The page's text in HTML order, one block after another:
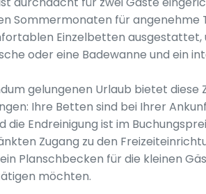
Sommermonaten für
Einzelbetten ausgestattet,
oder eine Badewanne und ein
gelungenen Urlaub bietet diese
Ihre Betten sind bei Ihrer
die Endreinigung ist im
Zugang zu den
Planschbecken für die kleinen
möchten.